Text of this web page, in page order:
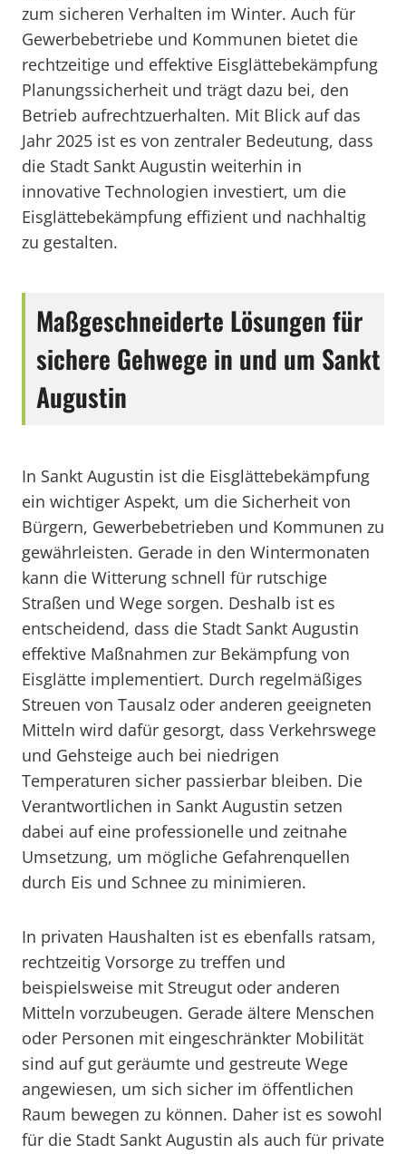
zum sicheren Verhalten im Winter. Auch für
Gewerbebetriebe und Kommunen bietet die
rechtzeitige und effektive Eisglättebekämpfung
Planungssicherheit und trägt dazu bei, den
Betrieb aufrechtzuerhalten. Mit Blick auf das
Jahr 2025 ist es von zentraler Bedeutung, dass
die Stadt Sankt Augustin weiterhin in
innovative Technologien investiert, um die
Eisglättebekämpfung effizient und nachhaltig
zu gestalten.
Maßgeschneiderte Lösungen für
sichere Gehwege in und um Sankt
Augustin
In Sankt Augustin ist die Eisglättebekämpfung
ein wichtiger Aspekt, um die Sicherheit von
Bürgern, Gewerbebetrieben und Kommunen zu
gewährleisten. Gerade in den Wintermonaten
kann die Witterung schnell für rutschige
Straßen und Wege sorgen. Deshalb ist es
entscheidend, dass die Stadt Sankt Augustin
effektive Maßnahmen zur Bekämpfung von
Eisglätte implementiert. Durch regelmäßiges
Streuen von Tausalz oder anderen geeigneten
Mitteln wird dafür gesorgt, dass Verkehrswege
und Gehsteige auch bei niedrigen
Temperaturen sicher passierbar bleiben. Die
Verantwortlichen in Sankt Augustin setzen
dabei auf eine professionelle und zeitnahe
Umsetzung, um mögliche Gefahrenquellen
durch Eis und Schnee zu minimieren.
In privaten Haushalten ist es ebenfalls ratsam,
rechtzeitig Vorsorge zu treffen und
beispielsweise mit Streugut oder anderen
Mitteln vorzubeugen. Gerade ältere Menschen
oder Personen mit eingeschränkter Mobilität
sind auf gut geräumte und gestreute Wege
angewiesen, um sich sicher im öffentlichen
Raum bewegen zu können. Daher ist es sowohl
für die Stadt Sankt Augustin als auch für private